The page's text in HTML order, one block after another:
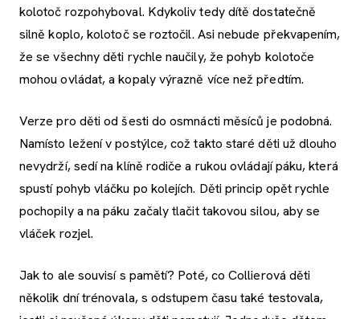
kolotoč rozpohyboval. Kdykoliv tedy dítě dostatečně
silně koplo, kolotoč se roztočil. Asi nebude překvapením,
že se všechny děti rychle naučily, že pohyb kolotoče
mohou ovládat, a kopaly výrazně více než předtím.
Verze pro děti od šesti do osmnácti měsíců je podobná.
Namísto ležení v postýlce, což takto staré děti už dlouho
nevydrží, sedí na klíně rodiče a rukou ovládají páku, která
spustí pohyb vláčku po kolejích. Děti princip opět rychle
pochopily a na páku začaly tlačit takovou silou, aby se
vláček rozjel.
Jak to ale souvisí s pamětí? Poté, co Collierová děti
několik dní trénovala, s odstupem času také testovala,